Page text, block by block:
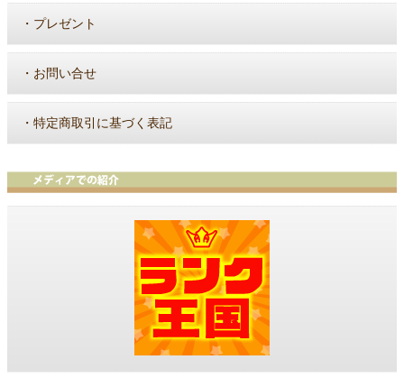
・ プレゼント
・ お問い合せ
・ 特定商取引に基づく表記